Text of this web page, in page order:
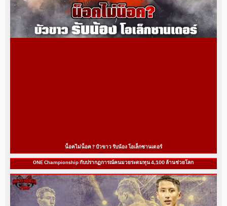
น็อคไม่น็อค ? บัวขาว รับน้อง โอเล็กซานเดอร์
ONE Championship กับปรากฏการณ์คนมวยระดมทุน 4,100 ล้านช่วยโลก